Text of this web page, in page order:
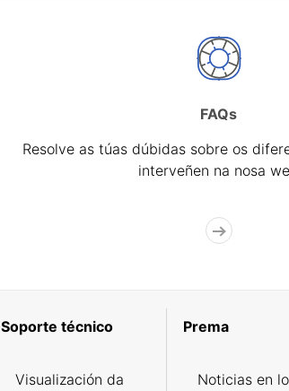
FAQs
Resolve as túas dúbidas sobre os
interveñen na nosa
Soporte técnico
Visualización da
Prema
Noticias en